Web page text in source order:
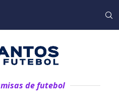
de futebol